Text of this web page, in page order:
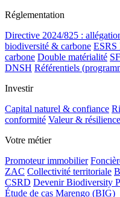
Réglementation
Directive 2024/825 :
biodiversité & carbone ESRS
carbone Double matérialité
DNSH Référentiels
Investir
Capital naturel & confiance
conformité Valeur & résilience
Votre métier
Promoteur immobilier
ZAC Collectivité territoriale
CSRD Devenir Biodiversity
Étude de cas Marengo (BIG)